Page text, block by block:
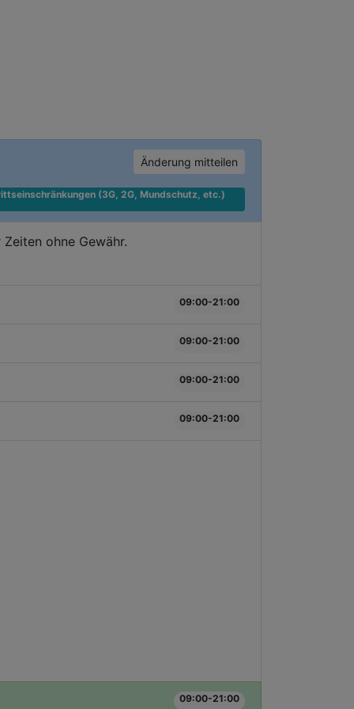
Änderung mitteilen
(3G, 2G, Mundschutz, etc.)
ohne Gewähr.
09:00-21:00
09:00-21:00
09:00-21:00
09:00-21:00
09:00-21:00